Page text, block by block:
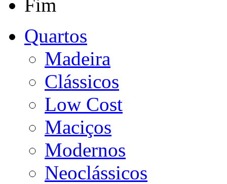
Fim
Quartos
Madeira
Clássicos
Low Cost
Maciços
Modernos
Neoclássicos